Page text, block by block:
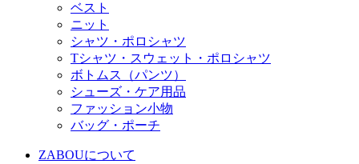
ベスト
ニット
シャツ・ポロシャツ
Tシャツ・スウェット・ポロシャツ
ボトムス（パンツ）
シューズ・ケア用品
ファッション小物
バッグ・ポーチ
ZABOUについて